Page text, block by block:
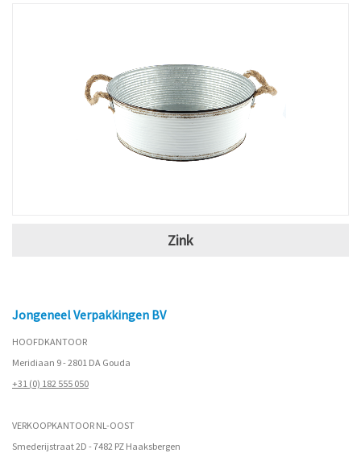
Zink
Jongeneel Verpakkingen BV
HOOFDKANTOOR
Meridiaan 9 - 2801 DA Gouda
+31 (0) 182 555 050
VERKOOPKANTOOR NL-OOST
Smederijstraat 2D - 7482 PZ Haaksbergen